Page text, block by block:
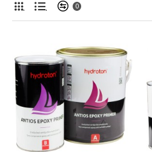
. . 0